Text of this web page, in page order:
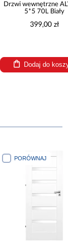
Drzwi wewnętrzne
5*5 70L Biały
399,00 zł
Dodaj do
PORÓWNAJ